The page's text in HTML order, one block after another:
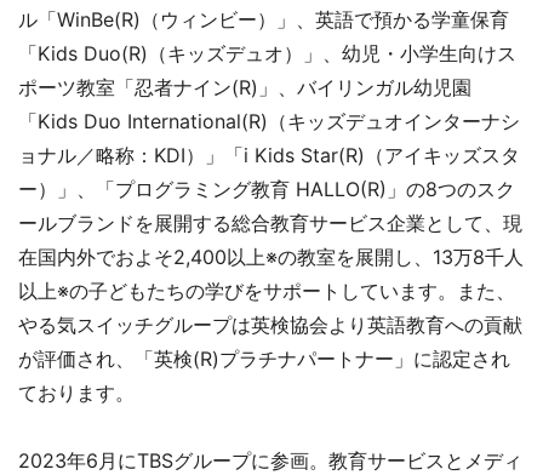
ル「WinBe(R)（ウィンビー）」、英語で預かる学童保育
「Kids Duo(R)（キッズデュオ）」、幼児・小学生向けス
ポーツ教室「忍者ナイン(R)」、バイリンガル幼児園
「Kids Duo International(R)（キッズデュオインターナシ
ョナル／略称：KDI）」「i Kids Star(R)（アイキッズスタ
ー）」、「プログラミング教育 HALLO(R)」の8つのスク
ールブランドを展開する総合教育サービス企業として、現
在国内外でおよそ2,400以上※の教室を展開し、13万8千人
以上※の子どもたちの学びをサポートしています。また、
やる気スイッチグループは英検協会より英語教育への貢献
が評価され、「英検(R)プラチナパートナー」に認定され
ております。
2023年6月にTBSグループに参画。教育サービスとメディ